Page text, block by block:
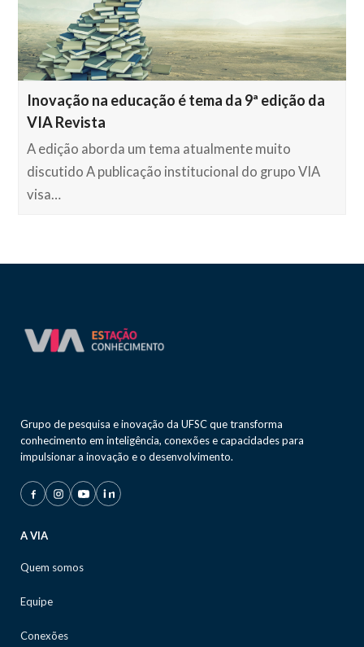
Inovação na educação é tema da 9ª edição da
VIA Revista
A edição aborda um tema atualmente muito
discutido A publicação institucional do grupo VIA
visa…
Grupo de pesquisa e inovação da UFSC que transforma
conhecimento em inteligência, conexões e capacidades para
impulsionar a inovação e o desenvolvimento.
A VIA
Quem somos
Equipe
Conexões